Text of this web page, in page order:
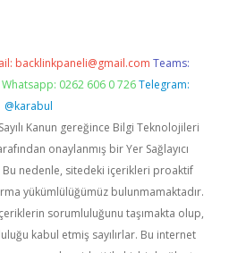
backlinkpaneli@gmail.com Teams:
Whatsapp: 0262 606 0 726 Telegram:
@karabul
Kanun gereğince Bilgi Teknolojileri
onaylanmış bir Yer Sağlayıcı
nedenle, sitedeki içerikleri proaktif
yükümlülüğümüz bulunmamaktadır.
sorumluluğunu taşımakta olup,
kabul etmiş sayılırlar. Bu internet